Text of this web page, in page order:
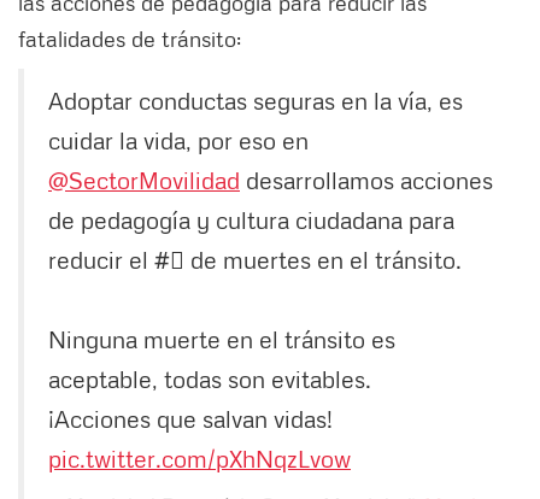
fatalidades de tránsito:
Adoptar conductas seguras en la vía, es
cuidar la vida, por eso en
@SectorMovilidad desarrollamos acciones
de pedagogía y cultura ciudadana para
reducir el #⃣ de muertes en el tránsito.
Ninguna muerte en el tránsito es
aceptable, todas son evitables.
¡Acciones que salvan vidas!
pic.twitter.com/pXhNqzLvow